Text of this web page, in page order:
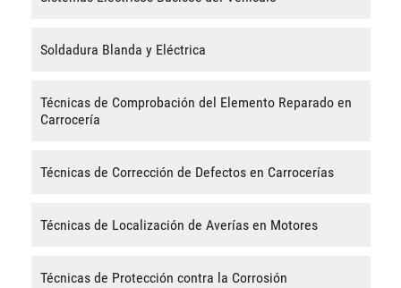
Soldadura Blanda y Eléctrica
Técnicas de Comprobación del Elemento Reparado en
Carrocería
Técnicas de Corrección de Defectos en Carrocerías
Técnicas de Localización de Averías en Motores
Técnicas de Protección contra la Corrosión